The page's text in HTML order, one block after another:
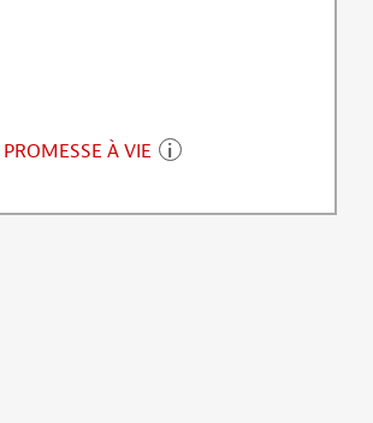
PROMESSE À VIE